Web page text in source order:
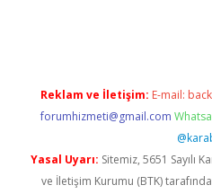
Reklam ve İletişim: E-mail:
forumhizmeti@gmail.com
Yasal Uyarı: Sitemiz, 5651 Sayılı
ve İletişim Kurumu (BTK)